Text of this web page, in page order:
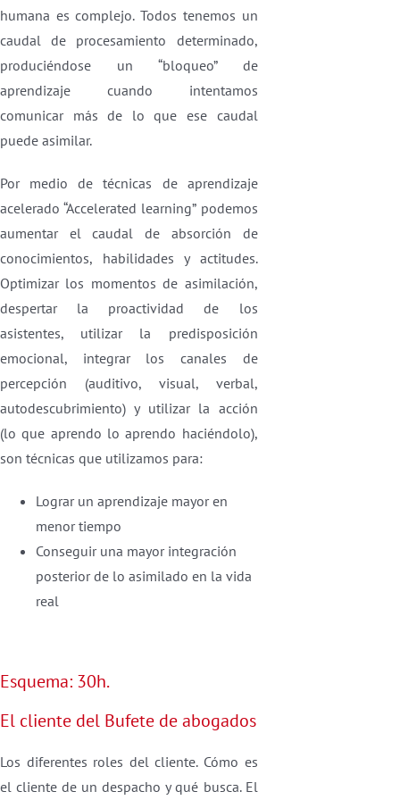
humana es complejo. Todos tenemos un
caudal de procesamiento determinado,
produciéndose un “bloqueo” de
aprendizaje cuando intentamos
comunicar más de lo que ese caudal
puede asimilar.
Por medio de técnicas de aprendizaje
acelerado “Accelerated learning” podemos
aumentar el caudal de absorción de
conocimientos, habilidades y actitudes.
Optimizar los momentos de asimilación,
despertar la proactividad de los
asistentes, utilizar la predisposición
emocional, integrar los canales de
percepción (auditivo, visual, verbal,
autodescubrimiento) y utilizar la acción
(lo que aprendo lo aprendo haciéndolo),
son técnicas que utilizamos para:
Lograr un aprendizaje mayor en
menor tiempo
Conseguir una mayor integración
posterior de lo asimilado en la vida
real
Esquema: 30h.
El cliente del Bufete de abogados
Los diferentes roles del cliente. Cómo es
el cliente de un despacho y qué busca. El